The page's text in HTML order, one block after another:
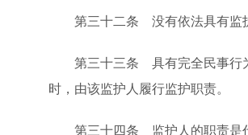
第三十二条 没有依法具有监护
第三十三条 具有完全民事行为
时，由该监护人履行监护职责。
第三十四条 监护人的职责是代